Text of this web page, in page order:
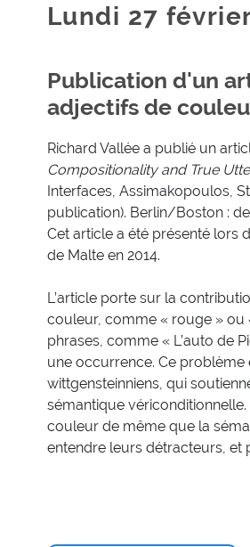
Lundi 27
Publication d'un
adjectifs de
Richard Vallée a publié un
Compositionality and True
Interfaces, Assimakopoulos,
publication). Berlin/Boston :
Cet article a été présenté lors
de Malte en 2014.
L’article porte sur la
couleur, comme « rouge » ou
phrases, comme « L’auto de
une occurrence. Ce problème
wittgensteinniens, qui
sémantique
couleur de même que la
entendre leurs détracteurs, et